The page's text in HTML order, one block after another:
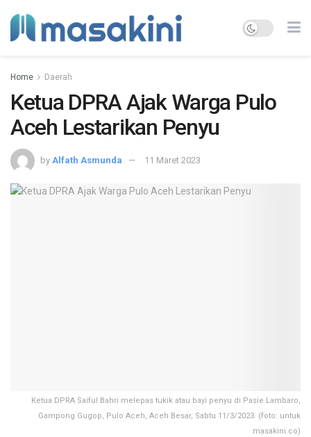
Home Daerah
Ketua DPRA Ajak Warga Pulo
Aceh Lestarikan Penyu
by Alfath Asmunda 11 Maret 2023
Ketua DPRA Saiful Bahri melepas tukik atau bayi penyu di Pasie Lambaro,
Gampong Gugop, Pulo Aceh, Aceh Besar, Sabtu 11/3/2023. (foto: untuk
masakini.co)